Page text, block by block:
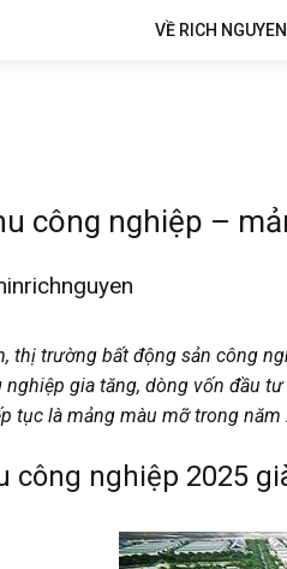
VỀ RICH NGUYEN
công nghiệp –
thị trường bất động sản công
gia tăng, dòng vốn đầu
tục là mảng màu mỡ trong năm
công nghiệp 2025